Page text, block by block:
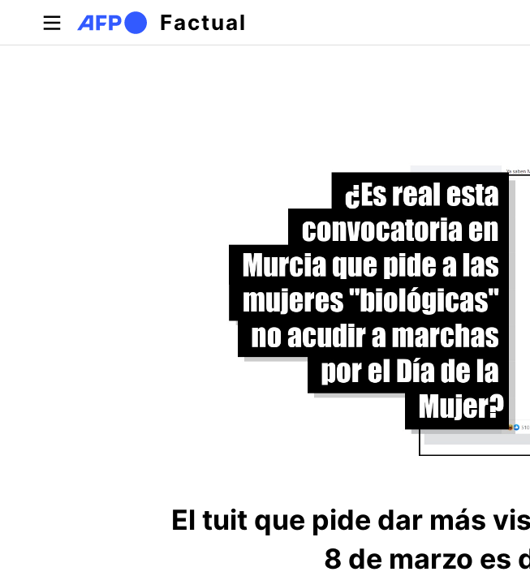
Pasar al contenido principal
Factual
Solapas principales
El tuit que pide dar más
8 de marzo es